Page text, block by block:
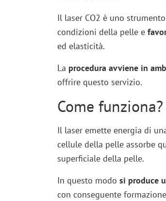
Il laser CO2 è uno
condizioni della pelle e
ed elasticità.
La procedura avviene in
offrire questo servizio.
Come funziona?
Il laser emette energia di
cellule della pelle assorbe
superficiale della pelle.
In questo modo si produce
con conseguente